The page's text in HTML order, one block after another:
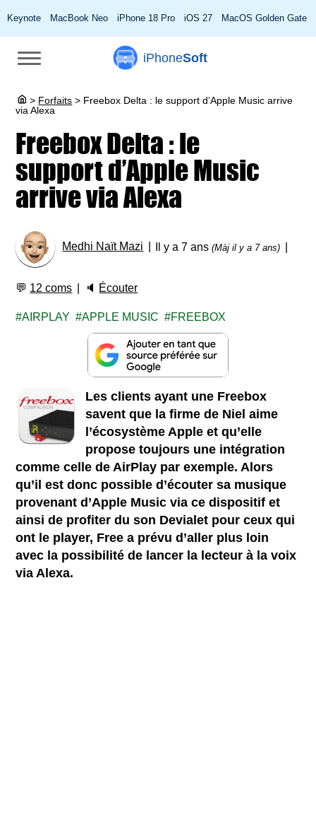
Keynote MacBook Neo iPhone 18 Pro iOS 27 MacOS Golden Gate
iPhoneSoft
> Forfaits > Freebox Delta : le support d’Apple Music arrive
via Alexa
Freebox Delta : le
support d’Apple Music
arrive via Alexa
Medhi Naït Mazi Il y a 7 ans(Màj il y a 7 ans)
💬 12 coms 🔈 Écouter
AIRPLAY APPLE MUSIC FREEBOX
Les clients ayant une Freebox
savent que la firme de Niel aime
l’écosystème Apple et qu’elle
propose toujours une intégration
comme celle de AirPlay par exemple. Alors
qu’il est donc possible d’écouter sa musique
provenant d’Apple Music via ce dispositif et
ainsi de profiter du son Devialet pour ceux qui
ont le player, Free a prévu d’aller plus loin
avec la possibilité de lancer la lecteur à la voix
via Alexa.